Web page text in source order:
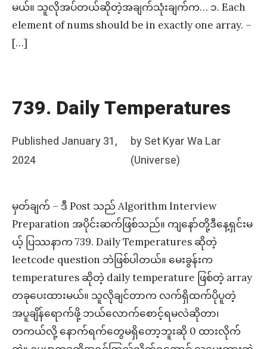
မယ်။ သူလိုအပ်တယ်ဆိုတဲ့အချက်သုံးချက်က… ၁. Each
element of nums should be in exactly one array. –
[…]
739. Daily Temperatures
Posted
on
Published January 31,
2024
bySet Kyar Wa Lar
(Universe)
မှတ်ချက် – ဒီ Post သည် Algorithm Interview
Preparation အပိုင်းဆက်ဖြစ်သည်။ ကျနော်တို့ဒီနေ့ရှင်းမ
ယ့် ပြဿနာက 739. Daily Temperatures ဆိုတဲ့
leetcode question ဘဲဖြစ်ပါတယ်။ မေးခွန်းက
temperatures ဆိုတဲ့ daily temperature ဖြစ်တဲ့ array
တခုပေးထားမယ်။ သူလိုချင်တာက လက်ရှိထက်ပိုပူတဲ့
အပူချိန်ရောက်ဖို့ ဘယ်လောက်စောင့်ရမလဲဆိုတာ၊
တကယ်လို့ နောက်ရက်တွေမရှိတော့ဘူးဆို 0 ထားလိုက်